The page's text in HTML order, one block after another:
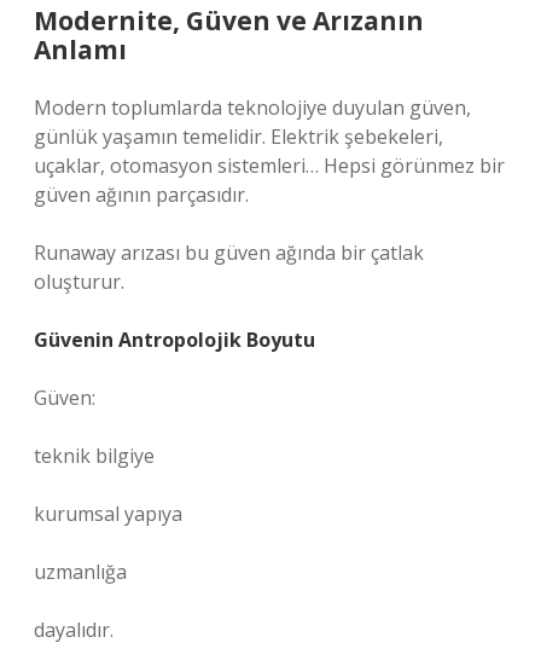
Modernite, Güven ve Arızanın
Anlamı
Modern toplumlarda teknolojiye duyulan güven,
günlük yaşamın temelidir. Elektrik şebekeleri,
uçaklar, otomasyon sistemleri… Hepsi görünmez bir
güven ağının parçasıdır.
Runaway arızası bu güven ağında bir çatlak
oluşturur.
Güvenin Antropolojik Boyutu
Güven:
teknik bilgiye
kurumsal yapıya
uzmanlığa
dayalıdır.